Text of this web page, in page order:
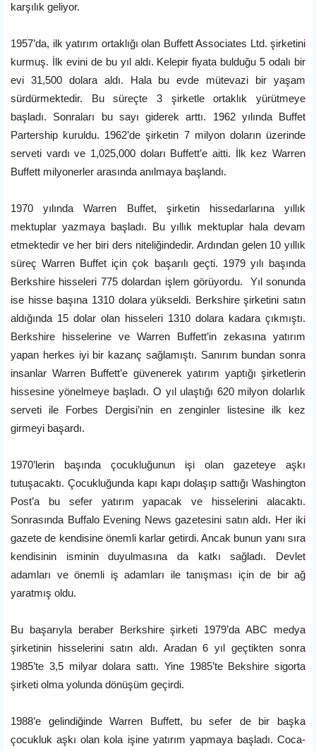
karşılık geliyor.
1957’da, ilk yatırım ortaklığı olan Buffett Associates Ltd. şirketini
kurmuş. İlk evini de bu yıl aldı. Kelepir fiyata bulduğu 5 odalı bir
evi 31,500 dolara aldı. Hala bu evde mütevazi bir yaşam
sürdürmektedir. Bu süreçte 3 şirketle ortaklık yürütmeye
başladı. Sonraları bu sayı giderek arttı. 1962 yılında Buffet
Partership kuruldu. 1962’de şirketin 7 milyon doların üzerinde
serveti vardı ve 1,025,000 doları Buffett’e aitti. İlk kez Warren
Buffett milyonerler arasında anılmaya başlandı.
1970 yılında Warren Buffet, şirketin hissedarlarına yıllık
mektuplar yazmaya başladı. Bu yıllık mektuplar hala devam
etmektedir ve her biri ders niteliğindedir. Ardından gelen 10 yıllık
süreç Warren Buffet için çok başarılı geçti. 1979 yılı başında
Berkshire hisseleri 775 dolardan işlem görüyordu. Yıl sonunda
ise hisse başına 1310 dolara yükseldi. Berkshire şirketini satın
aldığında 15 dolar olan hisseleri 1310 dolara kadara çıkmıştı.
Berkshire hisselerine ve Warren Buffett’in zekasına yatırım
yapan herkes iyi bir kazanç sağlamıştı. Sanırım bundan sonra
insanlar Warren Buffett’e güvenerek yatırım yaptığı şirketlerin
hissesine yönelmeye başladı. O yıl ulaştığı 620 milyon dolarlık
serveti ile Forbes Dergisi’nin en zenginler listesine ilk kez
girmeyi başardı.
1970’lerin başında çocukluğunun işi olan gazeteye aşkı
tutuşacaktı. Çocukluğunda kapı kapı dolaşıp sattığı Washington
Post’a bu sefer yatırım yapacak ve hisselerini alacaktı.
Sonrasında Buffalo Evening News gazetesini satın aldı. Her iki
gazete de kendisine önemli karlar getirdi. Ancak bunun yanı sıra
kendisinin isminin duyulmasına da katkı sağladı. Devlet
adamları ve önemli iş adamları ile tanışması için de bir ağ
yaratmış oldu.
Bu başarıyla beraber Berkshire şirketi 1979’da ABC medya
şirketinin hisselerini satın aldı. Aradan 6 yıl geçtikten sonra
1985’te 3,5 milyar dolara sattı. Yine 1985’te Bekshire sigorta
şirketi olma yolunda dönüşüm geçirdi.
1988’e gelindiğinde Warren Buffett, bu sefer de bir başka
çocukluk aşkı olan kola işine yatırım yapmaya başladı. Coca-